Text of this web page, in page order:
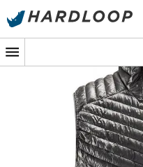
Sommarerbjudanden 🔥 -